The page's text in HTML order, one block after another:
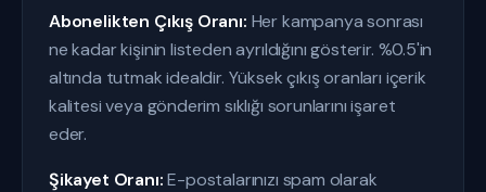
Abonelikten Çıkış Oranı: Her kampanya sonrası
ne kadar kişinin listeden ayrıldığını gösterir. %0.5'in
altında tutmak idealdir. Yüksek çıkış oranları içerik
kalitesi veya gönderim sıklığı sorunlarını işaret
eder.
Şikayet Oranı:E-postalarınızı spam olarak